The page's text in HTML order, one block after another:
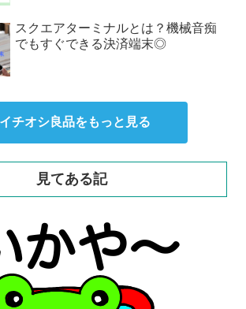
スクエアターミナルとは？機械音痴
でもすぐできる決済端末◎
チオシ良品をもっと見る
見てある記